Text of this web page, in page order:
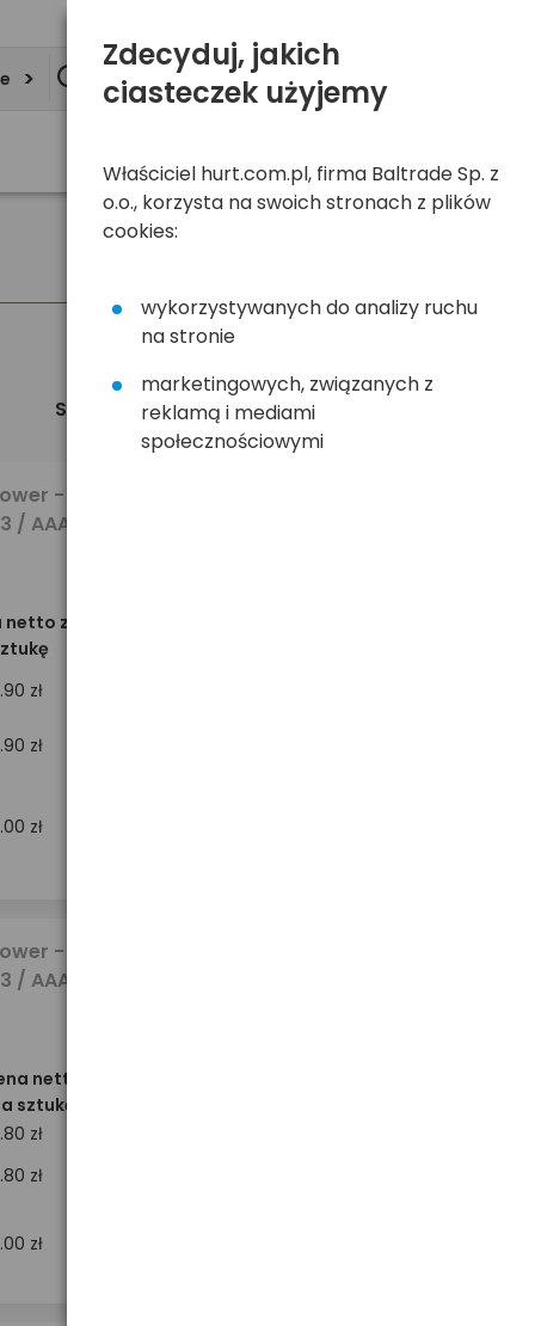
Sortuj domyślnie
-
AAA +
za
zł
zł
zł
-
AAA +
netto
sztukę
zł
zł
zł
Zdecyduj, jakich
ciasteczek użyjemy
Właściciel hurt.com.pl, firma Baltrade Sp. z
o.o., korzysta na swoich stronach z plików
cookies:
wykorzystywanych do analizy ruchu
na stronie
marketingowych, związanych z
reklamą i mediami
społecznościowymi